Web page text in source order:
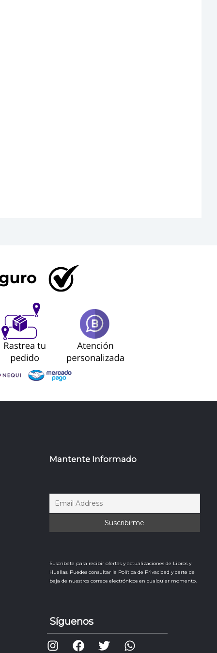
Mantente Informado
Suscríbete para recibir ofertas y actualizaciones de Libros y
Huellas. Puedes consultar la Política de Privacidad y darte de
baja de nuestros correos electrónicos en cualquier momento.
Síguenos